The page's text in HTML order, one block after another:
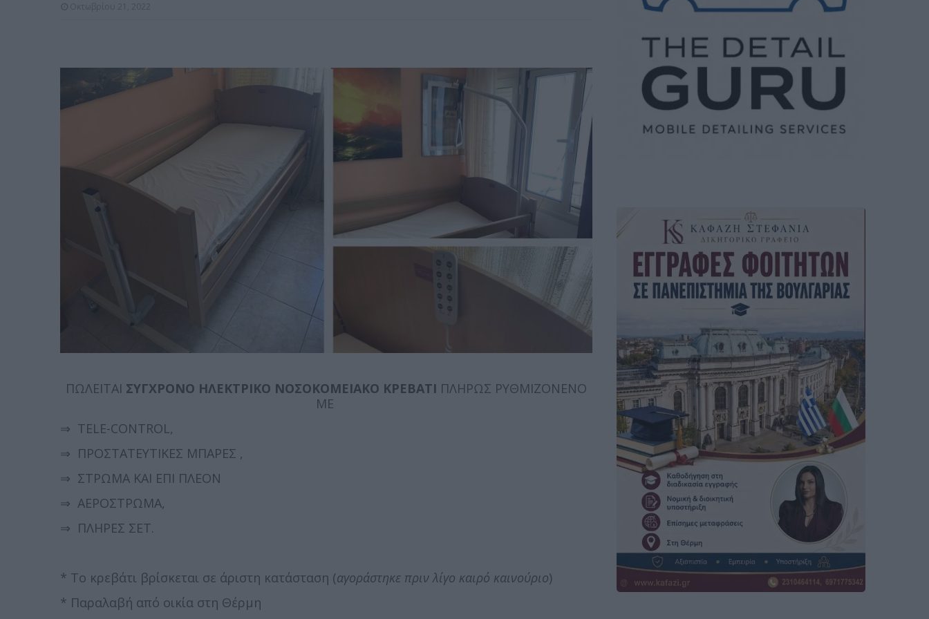
ΠΩΛΕΙΤΑΙ ΣΥΓΧΡΟΝΟ ΗΛΕΚΤΡΙΚΟ ΝΟΣΟΚΟΜΕΙΑΚΟ ΚΡΕΒΑΤΙ ΠΛΗΡΩΣ ΡΥΘΜΙΖΟΝΕΝΟ
ΜΕ
⇒ TELE-CONTROL,
⇒ ΠΡΟΣΤΑΤΕΥΤΙΚΕΣ ΜΠΑΡΕΣ ,
⇒ ΣΤΡΩΜΑ ΚΑΙ ΕΠΙ ΠΛΕΟΝ
⇒ ΑΕΡΟΣΤΡΩΜΑ,
⇒ ΠΛΗΡΕΣ ΣΕΤ.
* Το κρεβάτι βρίσκεται σε άριστη κατάσταση (αγοράστηκε πριν λίγο καιρό καινούριο)
* Παραλαβή από οικία στη Θέρμη